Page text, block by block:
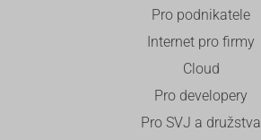
Pro podnikatele
Internet pro firmy
Cloud
Pro developery
Pro SVJ a družstva